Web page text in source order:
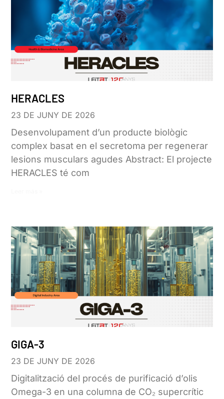
HERACLES
23 DE JUNY DE 2026
Desenvolupament d’un producte biològic
complex basat en el secretoma per regenerar
lesions musculars agudes Abstract: El projecte
HERACLES té com
GIGA-3
23 DE JUNY DE 2026
Digitalització del procés de purificació d’olis
Omega-3 en una columna de CO₂ supercrític